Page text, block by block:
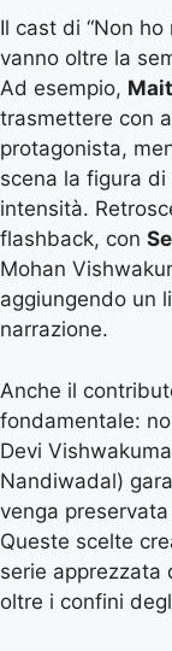
Il cast di “Non
vanno oltre la
Ad esempio,
trasmettere con
protagonista,
scena la figura
intensità.
flashback, con
Mohan
aggiungendo un
narrazione.
Anche il
fondamentale:
Devi
Nandiwadal)
venga
Queste scelte
serie apprezzata
oltre i confini